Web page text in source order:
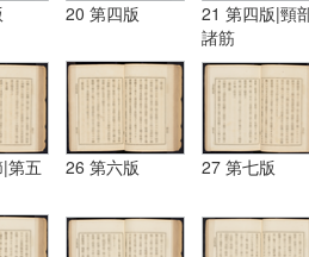
20 第四版
21 第四版|頸
諸筋
第五
26 第六版 27 第七版